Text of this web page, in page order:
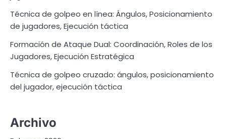
Técnica de golpeo en línea: Ángulos, Posicionamiento
de jugadores, Ejecución táctica
Formación de Ataque Dual: Coordinación, Roles de los
Jugadores, Ejecución Estratégica
Técnica de golpeo cruzado: ángulos, posicionamiento
del jugador, ejecución táctica
Archivo